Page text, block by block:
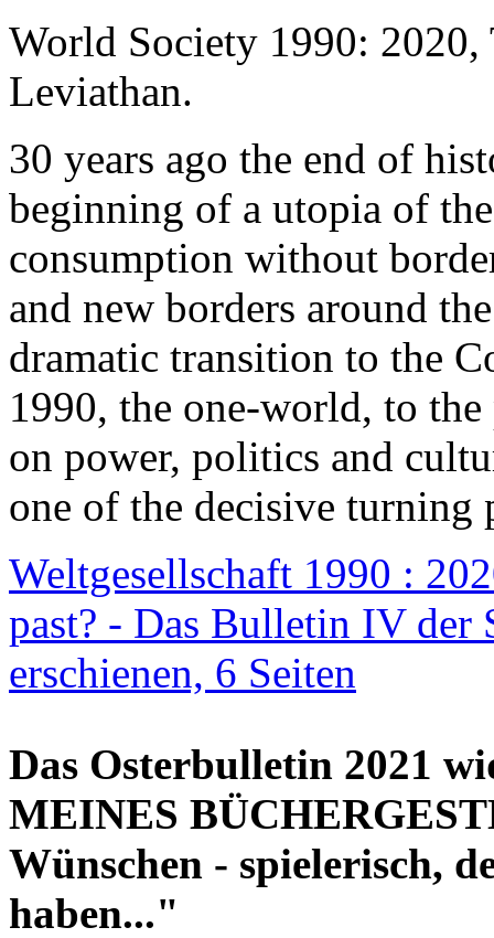
World Society 1990: 2020,
Leviathan.
30 years ago the end of
beginning of a utopia of
consumption without
and new borders around
dramatic transition to the
1990, the one-world, to the
on power, politics and
one of the decisive turning
Weltgesellschaft 1990 :
past? - Das Bulletin IV der
erschienen, 6 Seiten
Das Osterbulletin 2021
MEINES
Wünschen - spielerisch,
haben..."